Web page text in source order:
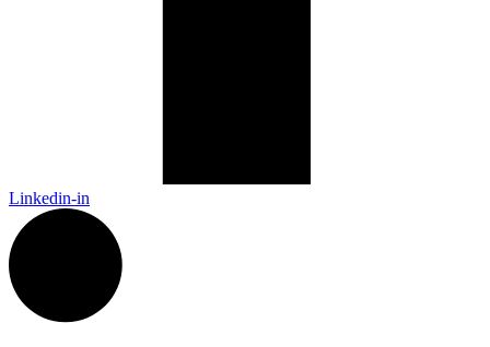
Linkedin-in